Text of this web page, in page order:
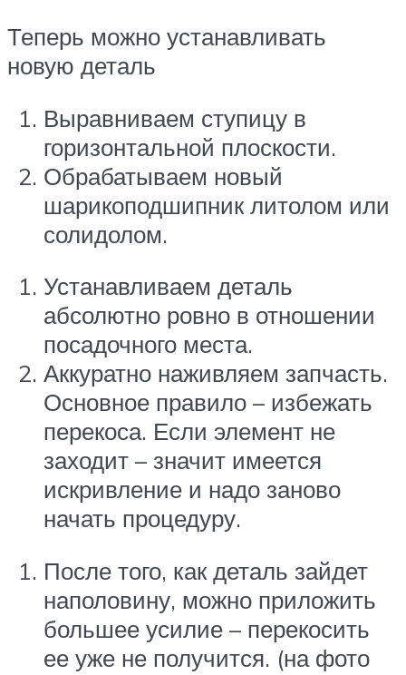
Теперь можно устанавливать
новую деталь
Выравниваем ступицу в
горизонтальной плоскости.
Обрабатываем новый
шарикоподшипник литолом или
солидолом.
Устанавливаем деталь
абсолютно ровно в отношении
посадочного места.
Аккуратно наживляем запчасть.
Основное правило – избежать
перекоса. Если элемент не
заходит – значит имеется
искривление и надо заново
начать процедуру.
После того, как деталь зайдет
наполовину, можно приложить
большее усилие – перекосить
ее уже не получится. (на фото